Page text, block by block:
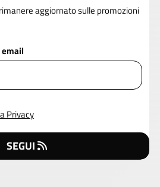
aggiornato sulle promozioni
Privacy
SEGUI